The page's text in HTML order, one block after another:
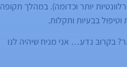
יותר וכדומה). במהלך תקופה
בבעיות ותקלות.
בקרוב נדע… אני מניח שיהיה לנו